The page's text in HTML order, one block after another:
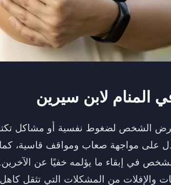
المنام لابن سيرين
الشخص لضغوط نفسية أو مشاكل
على مواجهة صعاب ومواقف قاسية، كما
في إبقاء ما يؤلمه خفيًا عن الآخرين.
والإفلات من المشكلات التي تثقل